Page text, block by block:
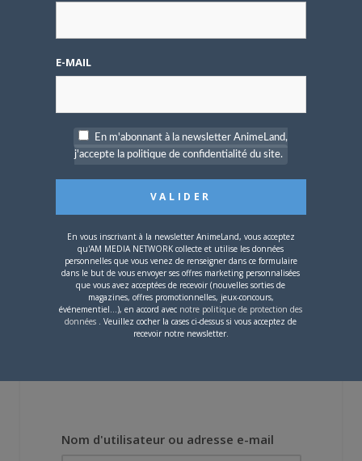
pour 2027
4 JUILLET 2026 0
[Entretien] Mokochan : «
Lors des prémices du
projet, il était déjà
mieux le manga
originel.»
Vous devezvous connecterpour laisser un
commentaire.
Nom d'utilisateur ou adresse e-mail
E-MAIL
En m'abonnant à la newsletter AnimeLand,
j'accepte la politique de confidentialité du site.
En vous inscrivant à la newsletter AnimeLand, vous acceptez
qu'AM MEDIA NETWORK collecte et utilise les données
personnelles que vous venez de renseigner dans ce formulaire
dans le but de vous envoyer ses offres marketing personnalisées
que vous avez acceptées de recevoir (nouvelles sorties de
magazines, offres promotionnelles, jeux-concours,
événementiel...), en accord avec notre politique de protection des
données . Veuillez cocher la cases ci-dessus si vous acceptez de
recevoir notre newsletter.